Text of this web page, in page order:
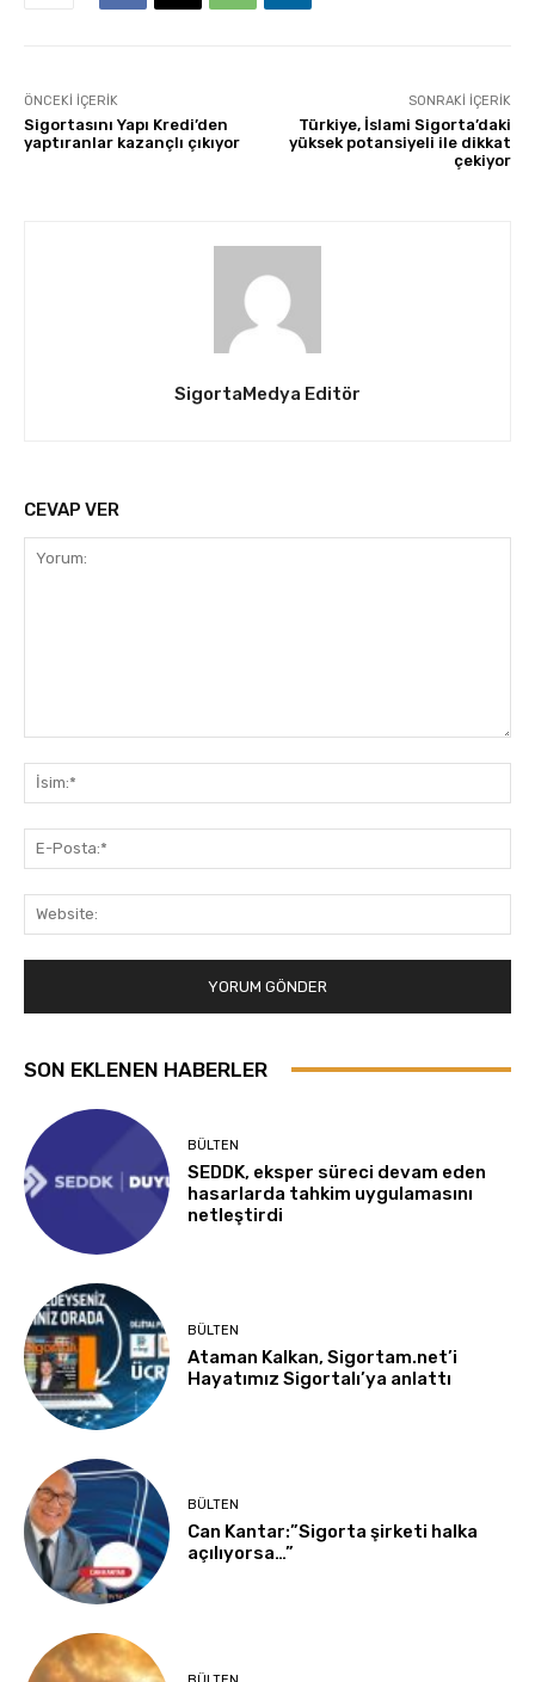
ÖNCEKI İÇERIK
Sigortasını Yapı Kredi’den
yaptıranlar kazançlı çıkıyor
SONRAKI İÇERIK
Türkiye, İslami Sigorta’daki
yüksek potansiyeli ile dikkat
çekiyor
SigortaMedya Editör
CEVAP VER
SON EKLENEN HABERLER
BÜLTEN
SEDDK, eksper süreci devam eden
hasarlarda tahkim uygulamasını
netleştirdi
BÜLTEN
Ataman Kalkan, Sigortam.net’i
Hayatımız Sigortalı’ya anlattı
BÜLTEN
Can Kantar:”Sigorta şirketi halka
açılıyorsa…”